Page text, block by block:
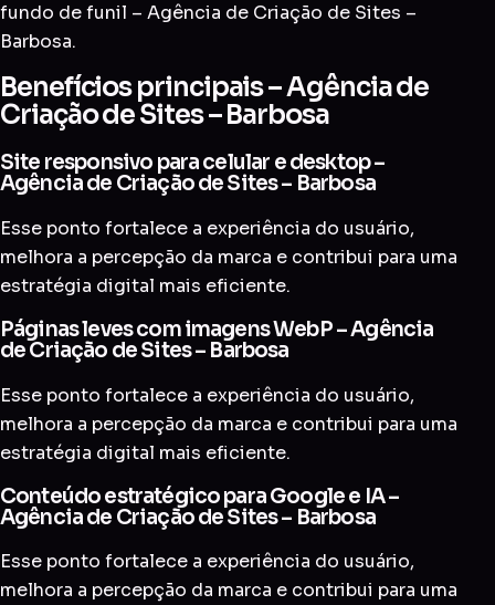
fundo de funil – Agência de Criação de Sites –
Barbosa.
Benefícios principais – Agência de
Criação de Sites – Barbosa
Site responsivo para celular e desktop –
Agência de Criação de Sites – Barbosa
Esse ponto fortalece a experiência do usuário,
melhora a percepção da marca e contribui para uma
estratégia digital mais eficiente.
Páginas leves com imagens WebP – Agência
de Criação de Sites – Barbosa
Esse ponto fortalece a experiência do usuário,
melhora a percepção da marca e contribui para uma
estratégia digital mais eficiente.
Conteúdo estratégico para Google e IA –
Agência de Criação de Sites – Barbosa
Esse ponto fortalece a experiência do usuário,
melhora a percepção da marca e contribui para uma